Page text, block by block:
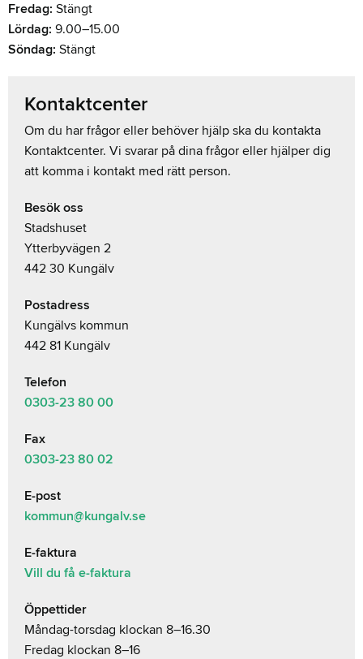
Fredag: Stängt
Lördag: 9.00–15.00
Söndag: Stängt
Kontaktcenter
Om du har frågor eller behöver hjälp ska du kontakta
Kontaktcenter. Vi svarar på dina frågor eller hjälper dig
att komma i kontakt med rätt person.
Besök oss
Stadshuset
Ytterbyvägen 2
442 30 Kungälv
Postadress
Kungälvs kommun
442 81 Kungälv
Telefon
0303-23 80 00
Fax
0303-23 80 02
E-post
kommun@kungalv.se
E-faktura
Vill du få e-faktura
Öppettider
Måndag-torsdag klockan 8–16.30
Fredag klockan 8–16